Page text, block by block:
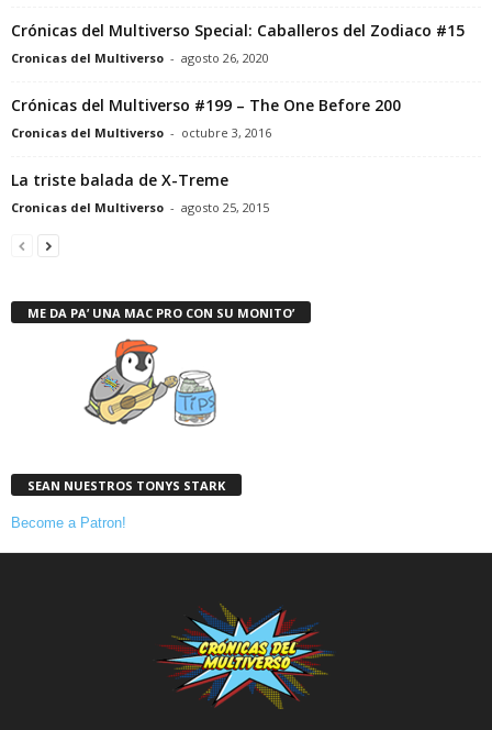
Crónicas del Multiverso Special: Caballeros del Zodiaco #15
Cronicas del Multiverso - agosto 26, 2020
Crónicas del Multiverso #199 – The One Before 200
Cronicas del Multiverso - octubre 3, 2016
La triste balada de X-Treme
Cronicas del Multiverso - agosto 25, 2015
ME DA PA’ UNA MAC PRO CON SU MONITO’
SEAN NUESTROS TONYS STARK
Become a Patron!